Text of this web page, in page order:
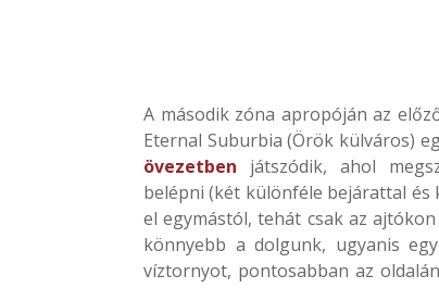
A második zóna apropóján az
Eternal Suburbia (Örök külváros)
övezetben játszódik, ahol
belépni (két különféle bejárattal
el egymástól, tehát csak az
könnyebb a dolgunk, ugyanis
víztornyot, pontosabban az